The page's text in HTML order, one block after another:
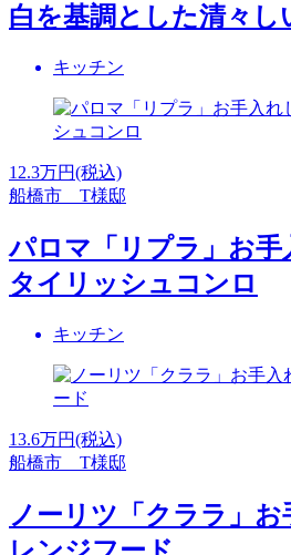
白を基調とした清々し
キッチン
12.3万円(税込)
船橋市 T様邸
パロマ「リプラ」お手
タイリッシュコンロ
キッチン
13.6万円(税込)
船橋市 T様邸
ノーリツ「クララ」